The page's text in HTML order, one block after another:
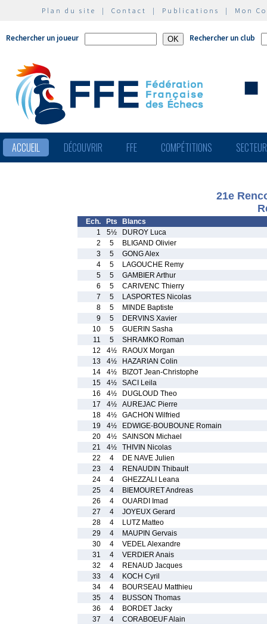
Plan du site | Contact | Publications | Mon
Rechercher un joueur Rechercher un club
ACCUEIL DÉCOUVRIR FFE COMPÉTITIONS
21e
Ech. Pts
Blancs
1
5½
DUROY Luca
2
5
BLIGAND Olivier
3
5
GONG Alex
4
5
LAGOUCHE Remy
5
5
GAMBIER Arthur
6
5
CARIVENC Thierry
7
5
LASPORTES Nicolas
8
5
MINDE Baptiste
9
5
DERVINS Xavier
10
5
GUERIN Sasha
11
5
SHRAMKO Roman
12
4½
RAOUX Morgan
13
4½
HAZARIAN Colin
14
4½
BIZOT Jean-Christophe
15
4½
SACI Leila
16
4½
DUGLOUD Theo
17
4½
AUREJAC Pierre
18
4½
GACHON Wilfried
19
4½
EDWIGE-BOUBOUNE Romain
20
4½
SAINSON Michael
21
4½
THIVIN Nicolas
22
4
DE NAVE Julien
23
4
RENAUDIN Thibault
24
4
GHEZZALI Leana
25
4
BIEMOURET Andreas
26
4
OUARDI Imad
27
4
JOYEUX Gerard
28
4
LUTZ Matteo
29
4
MAUPIN Gervais
30
4
VEDEL Alexandre
31
4
VERDIER Anais
32
4
RENAUD Jacques
33
4
KOCH Cyril
34
4
BOURSEAU Matthieu
35
4
BUSSON Thomas
36
4
BORDET Jacky
37
4
CORABOEUF Alain